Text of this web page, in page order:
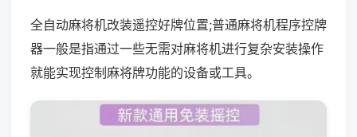
全自动麻将机改装遥控好牌位置;普通麻将机程序控牌
器一般是指通过一些无需对麻将机进行复杂安装操作
就能实现控制麻将牌功能的设备或工具。